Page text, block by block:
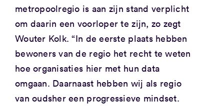
metropoolregio is aan zijn stand verplicht
om daarin een voorloper te zijn, zo zegt
Wouter Kolk. “In de eerste plaats hebben
bewoners van de regio het recht te weten
hoe organisaties hier met hun data
omgaan. Daarnaast hebben wij als regio
van oudsher een progressieve mindset.